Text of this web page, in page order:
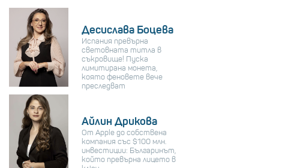
Десислава Боцева
Испания превърна
световната титла в
съкровище! Пуска
лимитирана монета,
която феновете вече
преследват
Айлин Дрикова
От Apple до собствена
компания със $100 млн.
инвестиции: Българинът,
който превърна лицето в